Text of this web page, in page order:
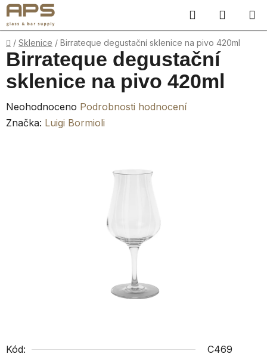
Přejít
na
obsah
Hledat
KOŠÍK
Domů
/ Sklenice / Birrateque degustační sklenice na pivo 420ml
Kód: C469
Birrateque degustační
sklenice na pivo 420ml
Průměrné
hodnocení
Neohodnoceno Podrobnosti hodnocení
Značka: Luigi Bormioli